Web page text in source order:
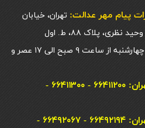
پيام مهر عدالت: تهران، خیابان
پلاک ۸۸، ط. اول
ساعات کاری: همه روزه شنبه تا چهارشنبه از ساعت ۹ صبح الی ۱۷ عصر و
تلفن های تماس دفتر تهران: ۶۶۴۱۱۲۰۰ - ۶۶۴۱۱۳۰۰ -
تلفن های تماس دفتر تهران: ۶۶۴۹۲۱۹۴ - ۶۶۴۹۲۰۶۷ -